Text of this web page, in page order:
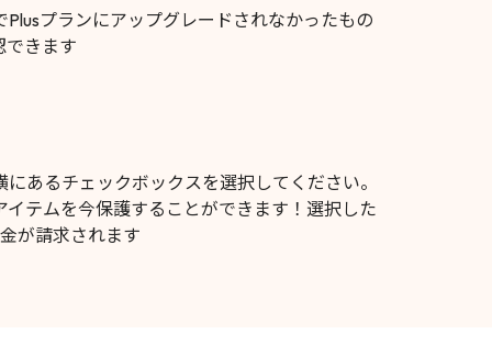
プランにアップグレードされなかったもの
できます
あるチェックボックスを選択してください。
テムを今保護することができます！選択した
が請求されます